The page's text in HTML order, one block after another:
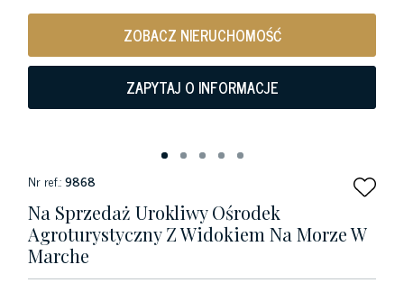
ZOBACZ NIERUCHOMOŚĆ
ZAPYTAJ O INFORMACJE
Nr ref.:9868
Na Sprzedaż Urokliwy Ośrodek
Agroturystyczny Z Widokiem Na Morze W
Marche